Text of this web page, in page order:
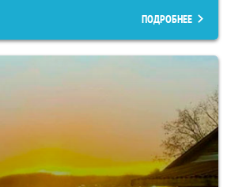
ПОДРОБНЕЕ